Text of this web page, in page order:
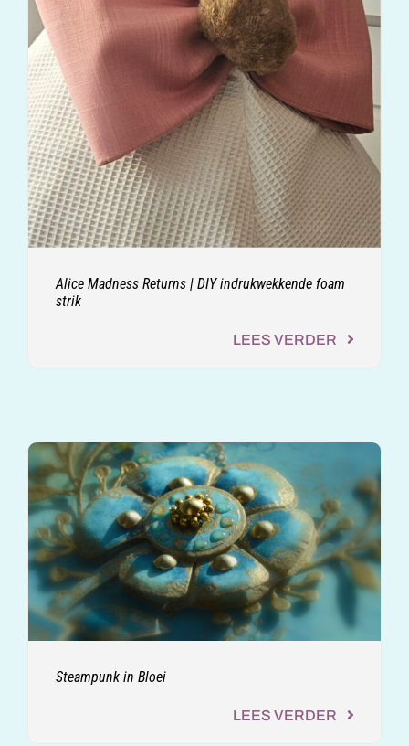
Alice Madness Returns | DIY indrukwekkende foam
strik
LEES VERDER
Steampunk in Bloei
LEES VERDER